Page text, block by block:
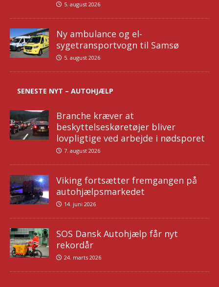
5. august 2026
Ny ambulance og el-
sygetransportvogn til Samsø
5. august 2026
SENESTE NYT – AUTOHJÆLP
Branche kræver at
beskyttelseskøretøjer bliver
lovpligtige ved arbejde i nødsporet
7. august 2026
Viking fortsætter fremgangen på
autohjælpsmarkedet
14. juni 2026
SOS Dansk Autohjælp får nyt
rekordår
24. marts 2026